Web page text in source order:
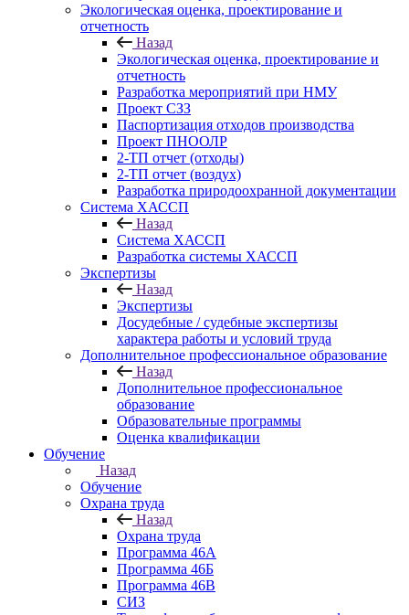
Экологическая оценка, проектирование и
отчетность
Назад
Экологическая оценка, проектирование и
отчетность
Разработка мероприятий при НМУ
Проект СЗЗ
Паспортизация отходов производства
Проект ПНООЛР
2-ТП отчет (отходы)
2-ТП отчет (воздух)
Разработка природоохранной документации
Система ХАССП
Назад
Система ХАССП
Разработка системы ХАССП
Экспертизы
Назад
Экспертизы
Досудебные / судебные экспертизы
характера работы и условий труда
Дополнительное профессиональное образование
Назад
Дополнительное профессиональное
образование
Образовательные программы
Оценка квалификации
Обучение
Назад
Обучение
Охрана труда
Назад
Охрана труда
Программа 46А
Программа 46Б
Программа 46В
СИЗ